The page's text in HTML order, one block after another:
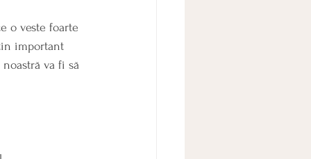
o veste foarte
important
va fi să